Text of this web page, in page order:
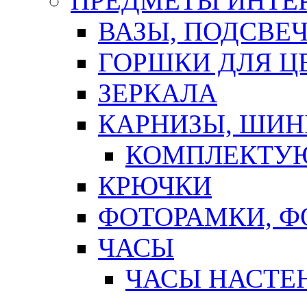
ВАЗЫ,
ГОРШКИ ДЛЯ
ЗЕРКАЛА
КАРНИЗЫ,
КРЮЧКИ
ФОТОРАМКИ,
ЧАСЫ
ЧАСЫ